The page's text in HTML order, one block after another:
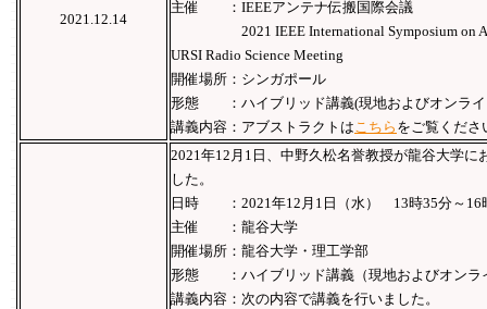
2021.12.14
主催 ：IEEEアンテナ伝搬国際会議
2021 IEEE International Symposium on
URSI Radio Science Meeting
開催場所：シンガポール
形態 ：ハイブリッド講義(現地およびオンライ
講義内容：アブストラクトはこちら をご覧くださ
2021年12月1日、中野久松名誉教授が龍谷大学に
した。
日時 ：2021年12月1日（水） 13時35分～16
主催 ：龍谷大学
開催場所：龍谷大学・理工学部
形態 ：ハイブリッド講義（現地およびオンラ
講義内容：次の内容で講義を行いました。